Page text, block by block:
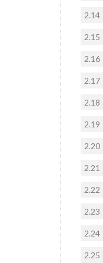
2.14
2.15
2.16
2.17
2.18
2.19
2.20
2.21
2.22
2.23
2.24
2.25